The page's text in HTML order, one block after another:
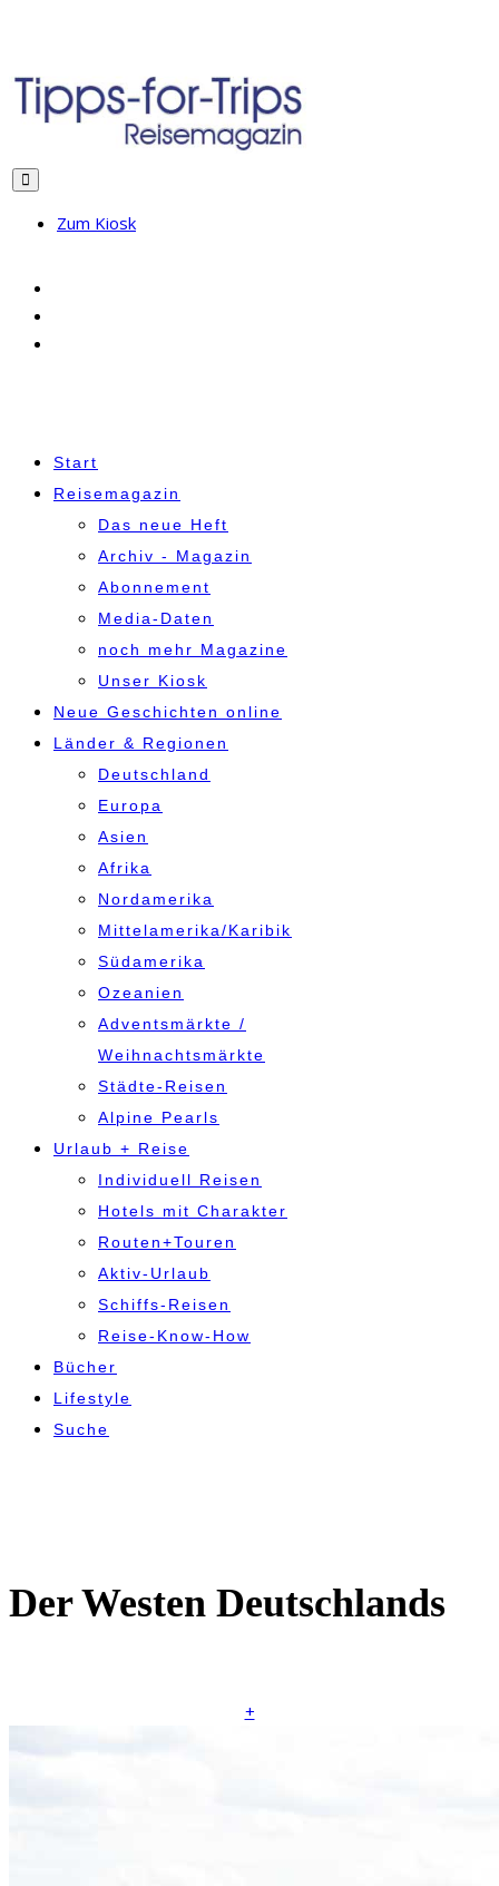
Zum Kiosk
Start
Reisemagazin
Das neue Heft
Archiv - Magazin
Abonnement
Media-Daten
noch mehr Magazine
Unser Kiosk
Neue Geschichten online
Länder & Regionen
Deutschland
Europa
Asien
Afrika
Nordamerika
Mittelamerika/Karibik
Südamerika
Ozeanien
Adventsmärkte /
Weihnachtsmärkte
Städte-Reisen
Alpine Pearls
Urlaub + Reise
Individuell Reisen
Hotels mit Charakter
Routen+Touren
Aktiv-Urlaub
Schiffs-Reisen
Reise-Know-How
Bücher
Lifestyle
Suche
Der Westen Deutschlands
+